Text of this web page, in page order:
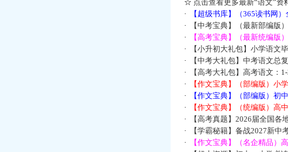
☆ 点击查看更多最新“语文”资
·
【超级书库】（365读书网
·
【中考宝典】（最新部编版
·
【高考宝典】（最新统编版
·
【小升初大礼包】小学语文
·
【中考大礼包】中考语文总
·
【高考大礼包】高考语文：
·
【作文宝典】（部编版）小
·
【作文宝典】（部编版）初
·
【作文宝典】（统编版）高
·
【高考真题】2026届全国各
·
【学霸秘籍】备战2027新中
·
【作文宝典】（名企精品）